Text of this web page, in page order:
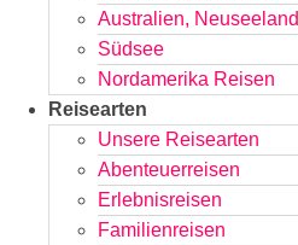
Australien, Neuseeland
Südsee
Nordamerika Reisen
Reisearten
Unsere Reisearten
Abenteuerreisen
Erlebnisreisen
Familienreisen